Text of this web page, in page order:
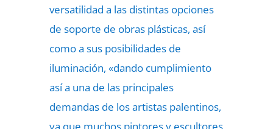
versatilidad a las distintas opciones
de soporte de obras plásticas, así
como a sus posibilidades de
iluminación, «dando cumplimiento
así a una de las principales
demandas de los artistas palentinos,